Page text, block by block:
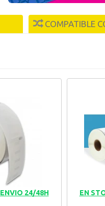
COMPATIBLE
ENVIO 24/48H EN